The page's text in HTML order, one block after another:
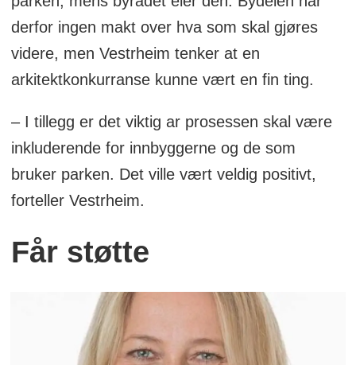
derfor ingen makt over hva som skal gjøres
videre, men Vestrheim tenker at en
arkitektkonkurranse kunne vært en fin ting.
– I tillegg er det viktig ar prosessen skal være
inkluderende for innbyggerne og de som
bruker parken. Det ville vært veldig positivt,
forteller Vestrheim.
Får støtte